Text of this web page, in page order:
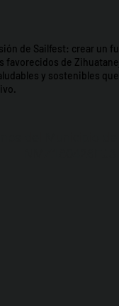
de Sailfest: crear un
favorecidos de
y sostenibles